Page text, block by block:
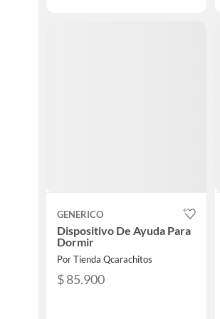
GENERICO
Dispositivo De Ayuda Para
Dormir
Por Tienda Qcarachitos
$ 85.900